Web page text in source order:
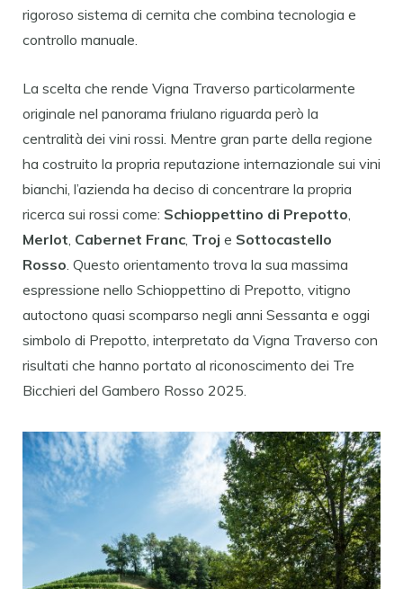
rigoroso sistema di cernita che combina tecnologia e
controllo manuale.
La scelta che rende Vigna Traverso particolarmente
originale nel panorama friulano riguarda però la
centralità dei vini rossi. Mentre gran parte della regione
ha costruito la propria reputazione internazionale sui vini
bianchi, l’azienda ha deciso di concentrare la propria
ricerca sui rossi come: Schioppettino di Prepotto,
Merlot, Cabernet Franc, Troj e Sottocastello
Rosso. Questo orientamento trova la sua massima
espressione nello Schioppettino di Prepotto, vitigno
autoctono quasi scomparso negli anni Sessanta e oggi
simbolo di Prepotto, interpretato da Vigna Traverso con
risultati che hanno portato al riconoscimento dei Tre
Bicchieri del Gambero Rosso 2025.